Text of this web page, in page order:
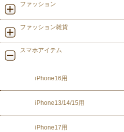
ファッション
ファッション雑貨
スマホアイテム
iPhone16用
iPhone13/14/15用
iPhone17用